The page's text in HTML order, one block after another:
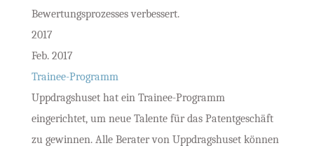
Bewertungsprozesses verbessert.
2017
Feb. 2017
Trainee-Programm
Uppdragshuset hat ein Trainee-Programm
eingerichtet, um neue Talente für das Patentgeschäft
zu gewinnen. Alle Berater von Uppdragshuset können